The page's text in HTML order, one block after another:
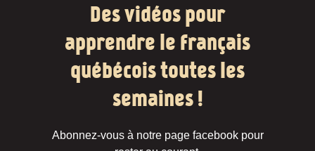
Des vidéos pour
apprendre le français
québécois toutes les
semaines !
Abonnez-vous à notre page facebook pour